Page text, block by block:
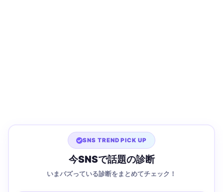
SNS TREND PICK UP
今SNSで話題の診断
いまバズっている診断をまとめてチェック！